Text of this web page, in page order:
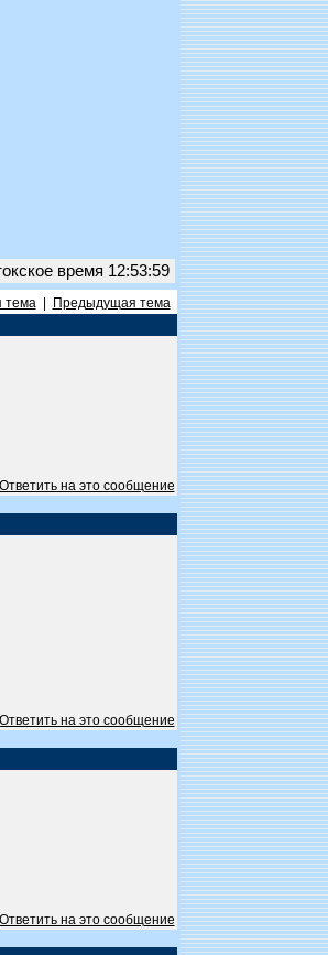
время 12:53:59
тема|
Предыдущая тема
Ответить на это сообщение
Ответить на это сообщение
Ответить на это сообщение